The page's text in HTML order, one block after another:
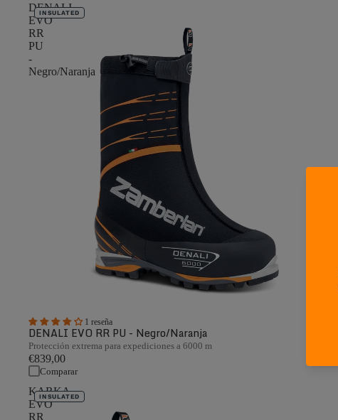
DENALI
EVO
RR
PU
-
Negro/Naranja
1 reseña
INSULATED
DENALI EVO RR PU - Negro/Naranja
Protección extrema para expediciones a 6000 m
€839,00
Comparar
KARKA
EVO
RR
INSULATED